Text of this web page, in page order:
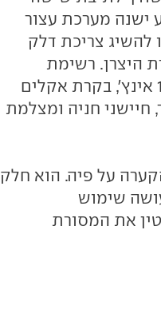
ישנה מערכת עצור
להשיג צריכת דלק
הצהרת היצרן. רשימת
האבזור כוללת 6 כריות אוויר, חישוקי 18 אינץ', בקרת אקלים
חיישני חניה ומצלמת
על פיה. הוא חלק
שימוש
את המסורת